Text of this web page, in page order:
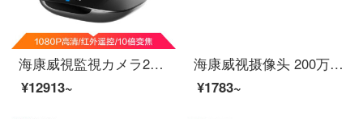
海康威視監視カメラ200万1080 P生放送カメラ高清会議ビデオネットワークコース長距離ビデオ会議カメラ雲台回転カメラU 102 D
¥12913~
海康威视摄像头 200万高清红外音频半球 poe摄像头 室内手机远程监控器H265存储减半DS-IPC-T12H-IA 2.8mm
¥1783~